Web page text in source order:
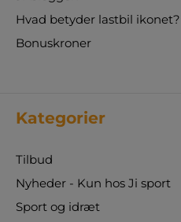
Hvad betyder lastbil ikonet?
Bonuskroner
Kategorier
Tilbud
Nyheder - Kun hos Ji sport
Sport og idræt